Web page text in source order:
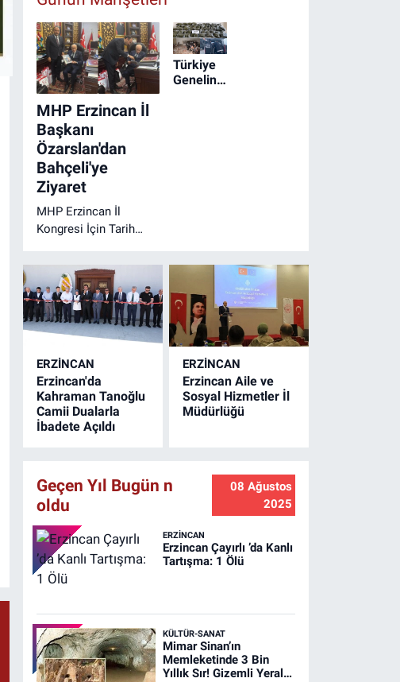
MHP Erzincan İl
Başkanı
Özarslan'dan
Bahçeli'ye
Ziyaret
MHP Erzincan İl
Kongresi İçin Tarih
Türkiye
Genelinde
ERZINCAN
Erzincan'da
Kahraman Tanoğlu
Camii Dualarla
İbadete Açıldı
ERZINCAN
Erzincan Aile ve
Sosyal Hizmetler İl
Müdürlüğü
Geçen Yıl Bugün n
oldu
08 Ağustos
2025
ERZINCAN
Erzincan Çayırlı ’da Kanlı
Tartışma: 1 Ölü
KÜLTÜR-SANAT
Mimar Sinan’ın
Memleketinde 3 Bin
Yıllık Sır! Gizemli Yeraltı